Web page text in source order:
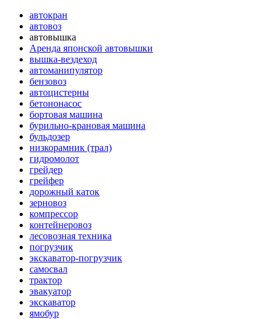
автокран
автовоз
автовышка
Аренда японской автовышки
вышка-вездеход
автоманипулятор
бензовоз
автоцистерны
бетононасос
бортовая машина
бурильно-крановая машина
бульдозер
низкорамник (трал)
гидромолот
грейдер
грейфер
дорожный каток
зерновоз
компрессор
контейнеровоз
лесовозная техника
погрузчик
экскаватор-погрузчик
самосвал
трактор
эвакуатор
экскаватор
ямобур